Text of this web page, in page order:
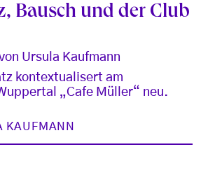
Bausch und der Club
Ursula Kaufmann
kontextualisert am
„Cafe Müller“ neu.
KAUFMANN